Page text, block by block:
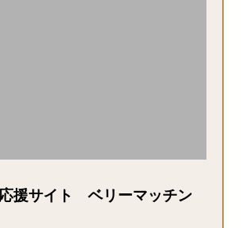
援サイト ベリーマッチン